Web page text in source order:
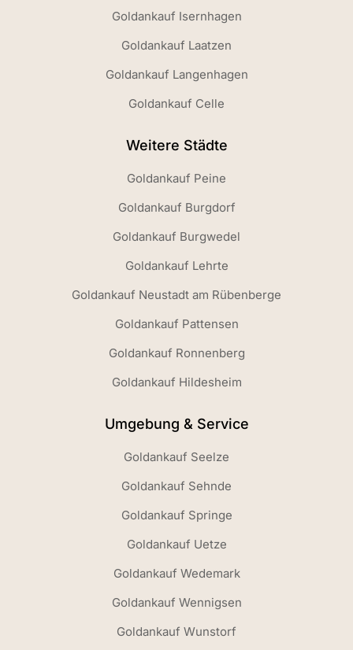
Goldankauf Isernhagen
Goldankauf Laatzen
Goldankauf Langenhagen
Goldankauf Celle
Weitere Städte
Goldankauf Peine
Goldankauf Burgdorf
Goldankauf Burgwedel
Goldankauf Lehrte
Goldankauf Neustadt am Rübenberge
Goldankauf Pattensen
Goldankauf Ronnenberg
Goldankauf Hildesheim
Umgebung & Service
Goldankauf Seelze
Goldankauf Sehnde
Goldankauf Springe
Goldankauf Uetze
Goldankauf Wedemark
Goldankauf Wennigsen
Goldankauf Wunstorf